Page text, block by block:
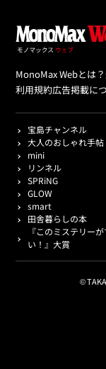
MonoMax Webとは？
利用規約広告掲載に
宝島チャンネル
大人のおしゃれ手帖
mini
リンネル
SPRiNG
GLOW
smart
田舎暮らしの本
『このミステリー
い！』大賞
©